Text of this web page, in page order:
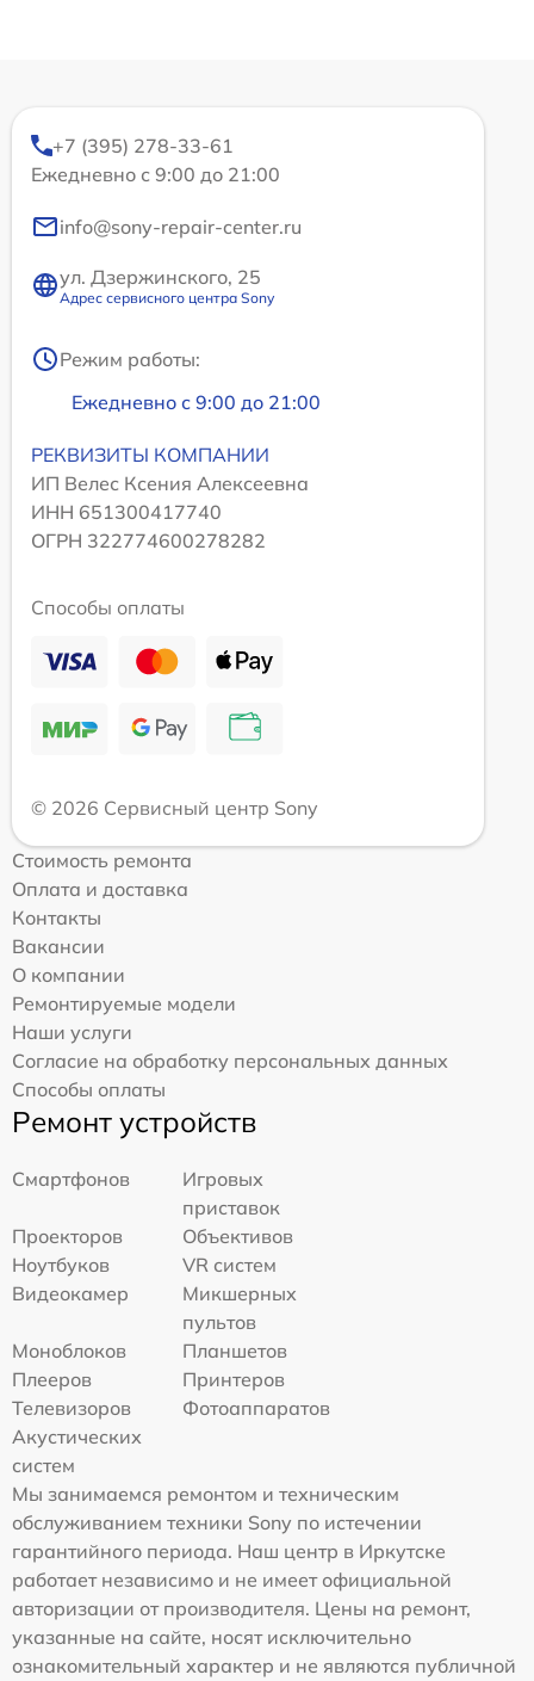
+7 (395) 278-33-61
Ежедневно с 9:00 до 21:00
info@sony-repair-center.ru
ул. Дзержинского, 25
Адрес сервисного центра Sony
Режим работы:
Ежедневно с 9:00 до 21:00
РЕКВИЗИТЫ КОМПАНИИ
ИП Велес Ксения Алексеевна
ИНН 651300417740
ОГРН 322774600278282
Способы оплаты
© 2026 Сервисный центр Sony
Стоимость ремонта
Оплата и доставка
Контакты
Вакансии
О компании
Ремонтируемые модели
Наши услуги
Согласие на обработку персональных данных
Способы оплаты
Ремонт устройств
Смартфонов
Игровых
приставок
Проекторов
Объективов
Ноутбуков
VR систем
Видеокамер
Микшерных
пультов
Моноблоков
Планшетов
Плееров
Принтеров
Телевизоров
Фотоаппаратов
Акустических
систем
Мы занимаемся ремонтом и техническим
обслуживанием техники Sony по истечении
гарантийного периода. Наш центр в Иркутске
работает независимо и не имеет официальной
авторизации от производителя. Цены на ремонт,
указанные на сайте, носят исключительно
ознакомительный характер и не являются публичной